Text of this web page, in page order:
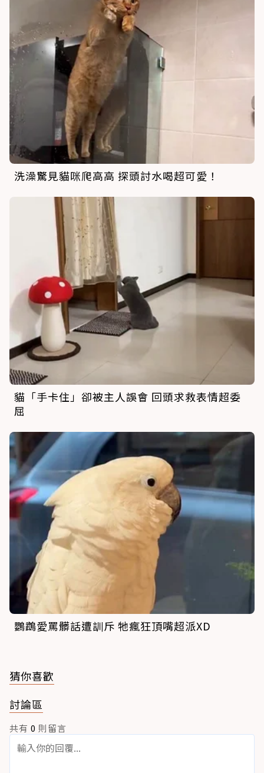
洗澡驚見貓咪爬高高 探頭討水喝超可愛！
貓「手卡住」卻被主人誤會 回頭求救表情超委
屈
鸚鵡愛罵髒話遭訓斥 牠瘋狂頂嘴超派XD
猜你喜歡
討論區
共有 0 則留言